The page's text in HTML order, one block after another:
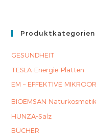
Produktkategorien
GESUNDHEIT
TESLA-Energie-Platten
EM – EFFEKTIVE
BIOEMSAN Naturkosmetik
HUNZA-Salz
BÜCHER